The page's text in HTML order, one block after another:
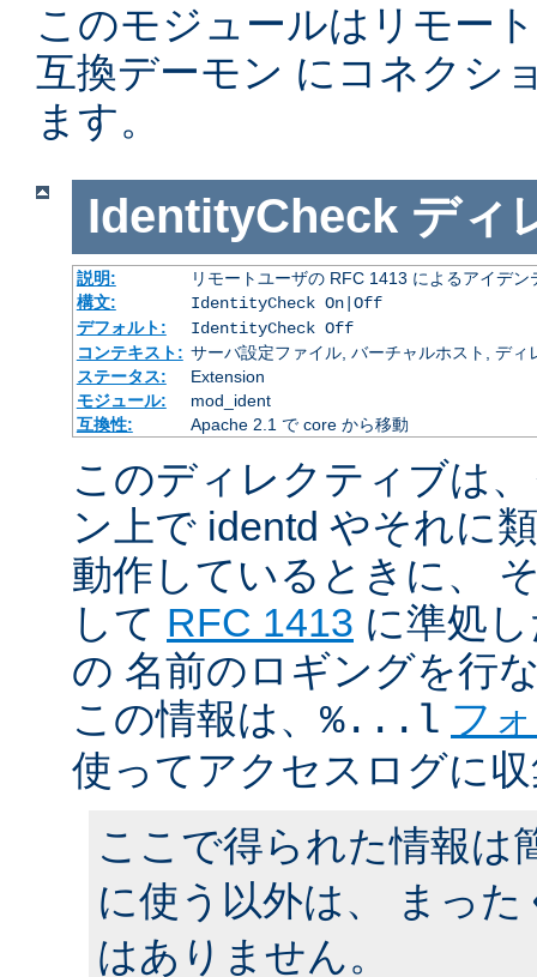
このモジュールはリモー
互換デーモン にコネクシ
ます。
IdentityCheck ディ
説明:
リモートユーザの RFC 1413 によるアイデ
構文:
IdentityCheck On|Off
デフォルト:
IdentityCheck Off
コンテキスト: サーバ設定ファイル, バーチャルホスト, ディ
ステータス:
Extension
モジュール:
mod_ident
互換性:
Apache 2.1 で core から移動
このディレクティブは
ン上で identd やそれに
動作しているときに、
して RFC 1413 に準処
の 名前のロギングを行
この情報は、 %...l フ
使ってアクセスログに
ここで得られた情報は
に使う以外は、 まっ
はありません。